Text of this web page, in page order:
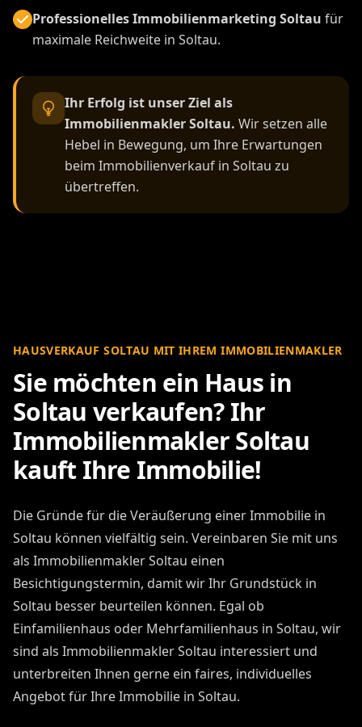
Professionelles Immobilienmarketing Soltau für
maximale Reichweite in Soltau.
Ihr Erfolg ist unser Ziel als
Immobilienmakler Soltau. Wir setzen alle
Hebel in Bewegung, um Ihre Erwartungen
beim Immobilienverkauf in Soltau zu
übertreffen.
HAUSVERKAUF SOLTAU MIT IHREM IMMOBILIENMAKLER
Sie möchten ein Haus in
Soltau verkaufen? Ihr
Immobilienmakler Soltau
kauft Ihre Immobilie!
Die Gründe für die Veräußerung einer Immobilie in
Soltau können vielfältig sein. Vereinbaren Sie mit uns
als Immobilienmakler Soltau einen
Besichtigungstermin, damit wir Ihr Grundstück in
Soltau besser beurteilen können. Egal ob
Einfamilienhaus oder Mehrfamilienhaus in Soltau, wir
sind als Immobilienmakler Soltau interessiert und
unterbreiten Ihnen gerne ein faires, individuelles
Angebot für Ihre Immobilie in Soltau.